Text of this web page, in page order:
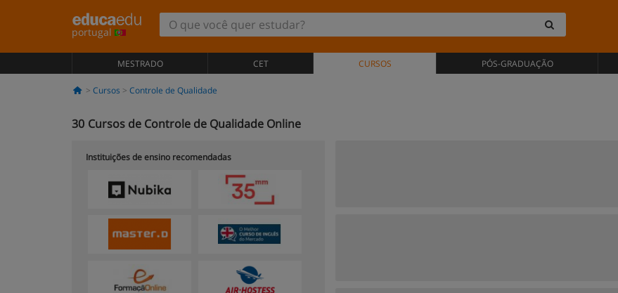
portugal
MESTRADO CET CURSOS PÓS-GRADUAÇÃO
Cursos Controle de Qualidade
30 Cursos de Controle de Qualidade Online
Instituições de ensino recomendadas